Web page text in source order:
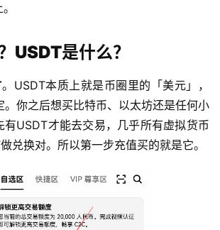
USDT是什么？
。USDT本质上就是币圈里的「美元」，
。你之后想买比特币、以太坊还是任何小
有USDT才能去交易，几乎所有虚拟货币
兑换对。所以第一步充值买的就是它。